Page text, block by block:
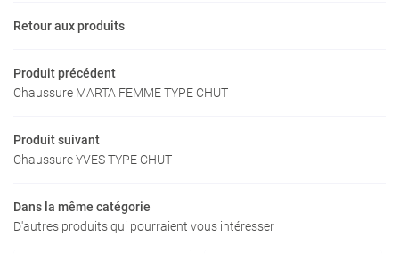
Contact
Retour aux produits
Produit précédent
Chaussure MARTA FEMME TYPE CHUT
Produit suivant
Chaussure YVES TYPE CHUT
Dans la même catégorie
D'autres produits qui pourraient vous intéresser